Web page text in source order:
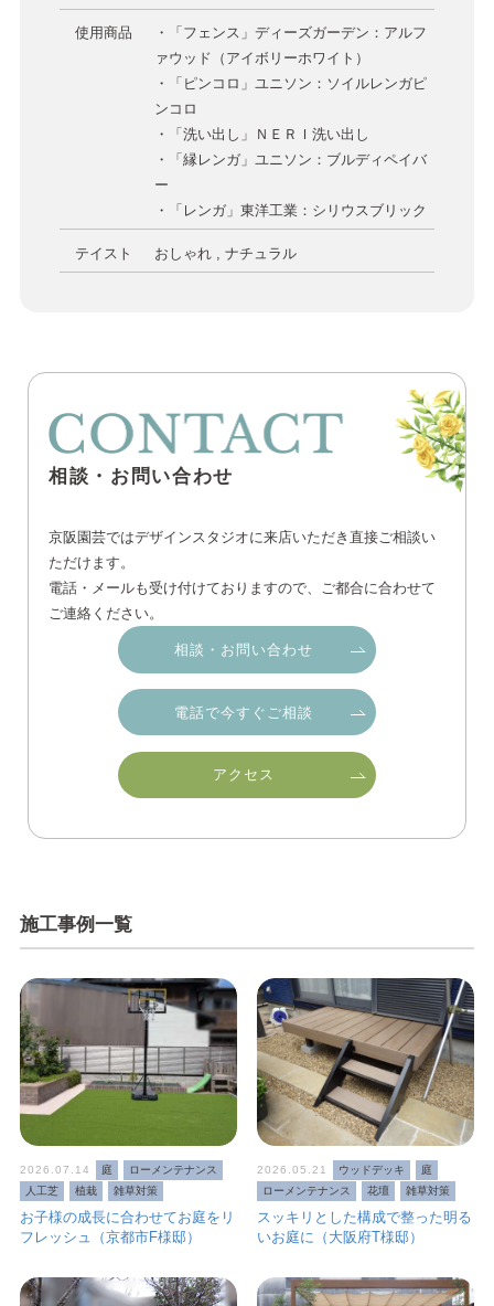
使用商品
・「フェンス」ディーズガーデン：アルフ
ァウッド（アイボリーホワイト）
・「ピンコロ」ユニソン：ソイルレンガピ
ンコロ
・「洗い出し」ＮＥＲＩ洗い出し
・「縁レンガ」ユニソン：ブルディペイバ
ー
・「レンガ」東洋工業：シリウスブリック
テイスト おしゃれ , ナチュラル
相談・お問い合わせ
京阪園芸ではデザインスタジオに来店いただき直接ご相談い
ただけます。
電話・メールも受け付けておりますので、ご都合に合わせて
ご連絡ください。
相談・お問い合わせ
電話で今すぐご相談
アクセス
施工事例一覧
お子様の成長に合わせてお庭をリ
フレッシュ（京都市F様邸）
2026.07.14 庭
ローメンテナンス
人工芝
植栽 雑草対策
スッキリとした構成で整った明る
いお庭に（大阪府T様邸）
2026.05.21 ウッドデッキ
庭
ローメンテナンス
花壇 雑草対策